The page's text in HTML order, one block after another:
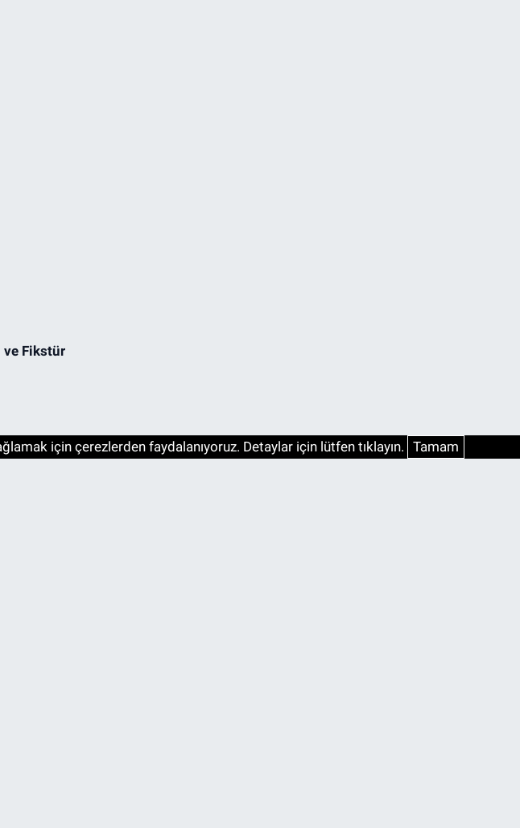
ve Fikstür
için çerezlerden faydalanıyoruz. Detaylar için lütfen tıklayın. Tamam